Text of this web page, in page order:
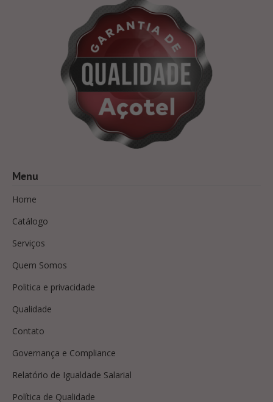
Menu
Home
Catálogo
Serviços
Quem Somos
Politica e privacidade
Qualidade
Contato
Governança e Compliance
Relatório de Igualdade Salarial
Política de Qualidade